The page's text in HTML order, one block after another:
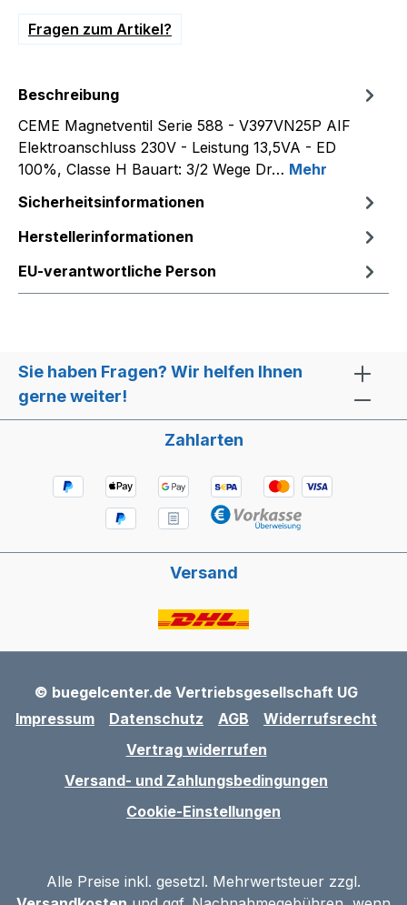
Fragen zum Artikel?
Beschreibung
CEME Magnetventil Serie 588 - V397VN25P AIF
Elektroanschluss 230V - Leistung 13,5VA - ED
100%, Classe H Bauart: 3/2 Wege Dr… Mehr
Sicherheitsinformationen
Herstellerinformationen
EU-verantwortliche Person
Sie haben Fragen? Wir helfen Ihnen
gerne weiter!
Zahlarten
Versand
© buegelcenter.de Vertriebsgesellschaft UG
Impressum
Datenschutz AGB
Widerrufsrecht
Vertrag widerrufen
Versand- und Zahlungsbedingungen
Cookie-Einstellungen
Alle Preise inkl. gesetzl. Mehrwertsteuer zzgl.